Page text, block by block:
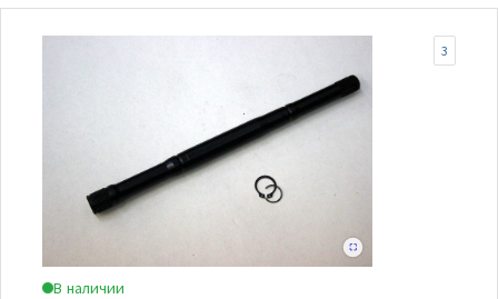
В наличии
3